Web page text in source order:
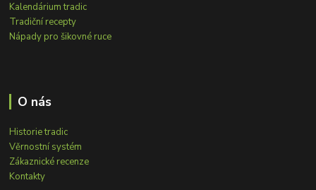
Kalendárium tradic
Tradiční recepty
Nápady pro šikovné ruce
O nás
Historie tradic
Věrnostní systém
Zákaznické recenze
Kontakty